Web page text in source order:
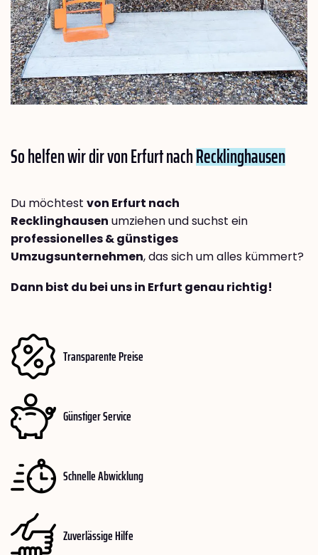
So helfen wir dir von Erfurt nachRecklinghausen
Du möchtest von Erfurt nach
Recklinghausen umziehen und suchst ein
professionelles & günstiges
Umzugsunternehmen, das sich um alles kümmert?
Dann bist du bei uns in Erfurt genau richtig!
Transparente Preise
Günstiger Service
Schnelle Abwicklung
Zuverlässige Hilfe